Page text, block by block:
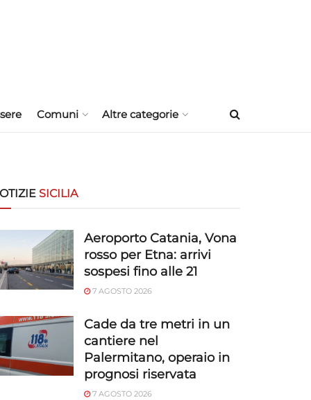
Comuni Altre categorie
SICILIA
Aeroporto Catania, Vona
rosso per Etna: arrivi
sospesi fino alle 21
7 AGOSTO 2026
Cade da tre metri in un
cantiere nel
Palermitano, operaio in
prognosi riservata
7 AGOSTO 2026